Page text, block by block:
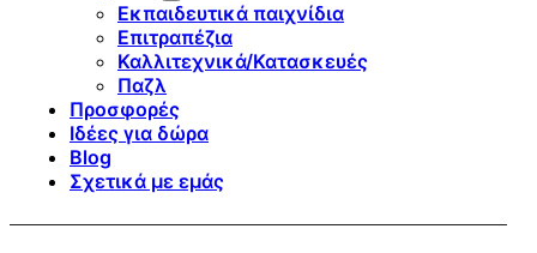
Εκπαιδευτικά παιχνίδια
Επιτραπέζια
Καλλιτεχνικά/Κατασκευές
Παζλ
Προσφορές
Ιδέες για δώρα
Blog
Σχετικά με εμάς